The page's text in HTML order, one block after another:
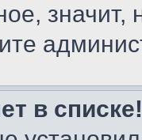
значит,
в списке!